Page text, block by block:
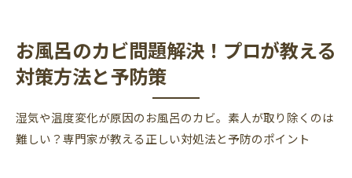
お風呂のカビ問題解決！プロが教える
対策方法と予防策
湿気や温度変化が原因のお風呂のカビ。素人が取り除くのは
難しい？専門家が教える正しい対処法と予防のポイント